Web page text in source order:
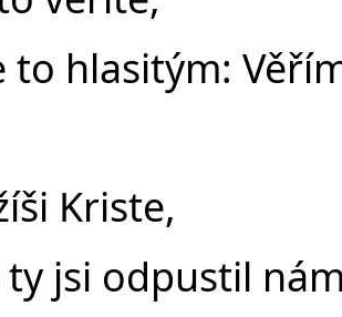
to hlasitým:
Kriste,
jsi odpustil